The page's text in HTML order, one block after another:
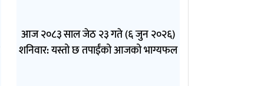
आज २०८३ साल जेठ २३ गते (६ जुन २०२६)
शनिवार: यस्तो छ तपाईंको आजको भाग्यफल